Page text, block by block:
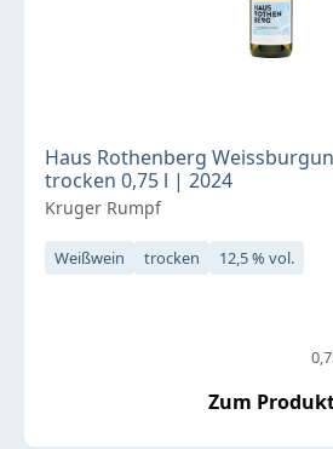
Haus Rothenberg
trocken 0,75 l | 2024
Kruger Rumpf
Weißwein trocken 12,5 % vol.
Zum